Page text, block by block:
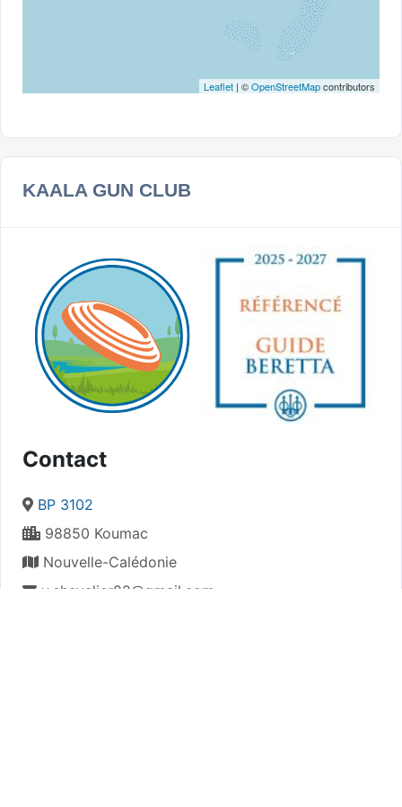
Leaflet | ©OpenStreetMapcontributors
KAALA GUN CLUB
Contact
BP 3102
98850 Koumac
Nouvelle-Calédonie
y.chevalier82@gmail.com